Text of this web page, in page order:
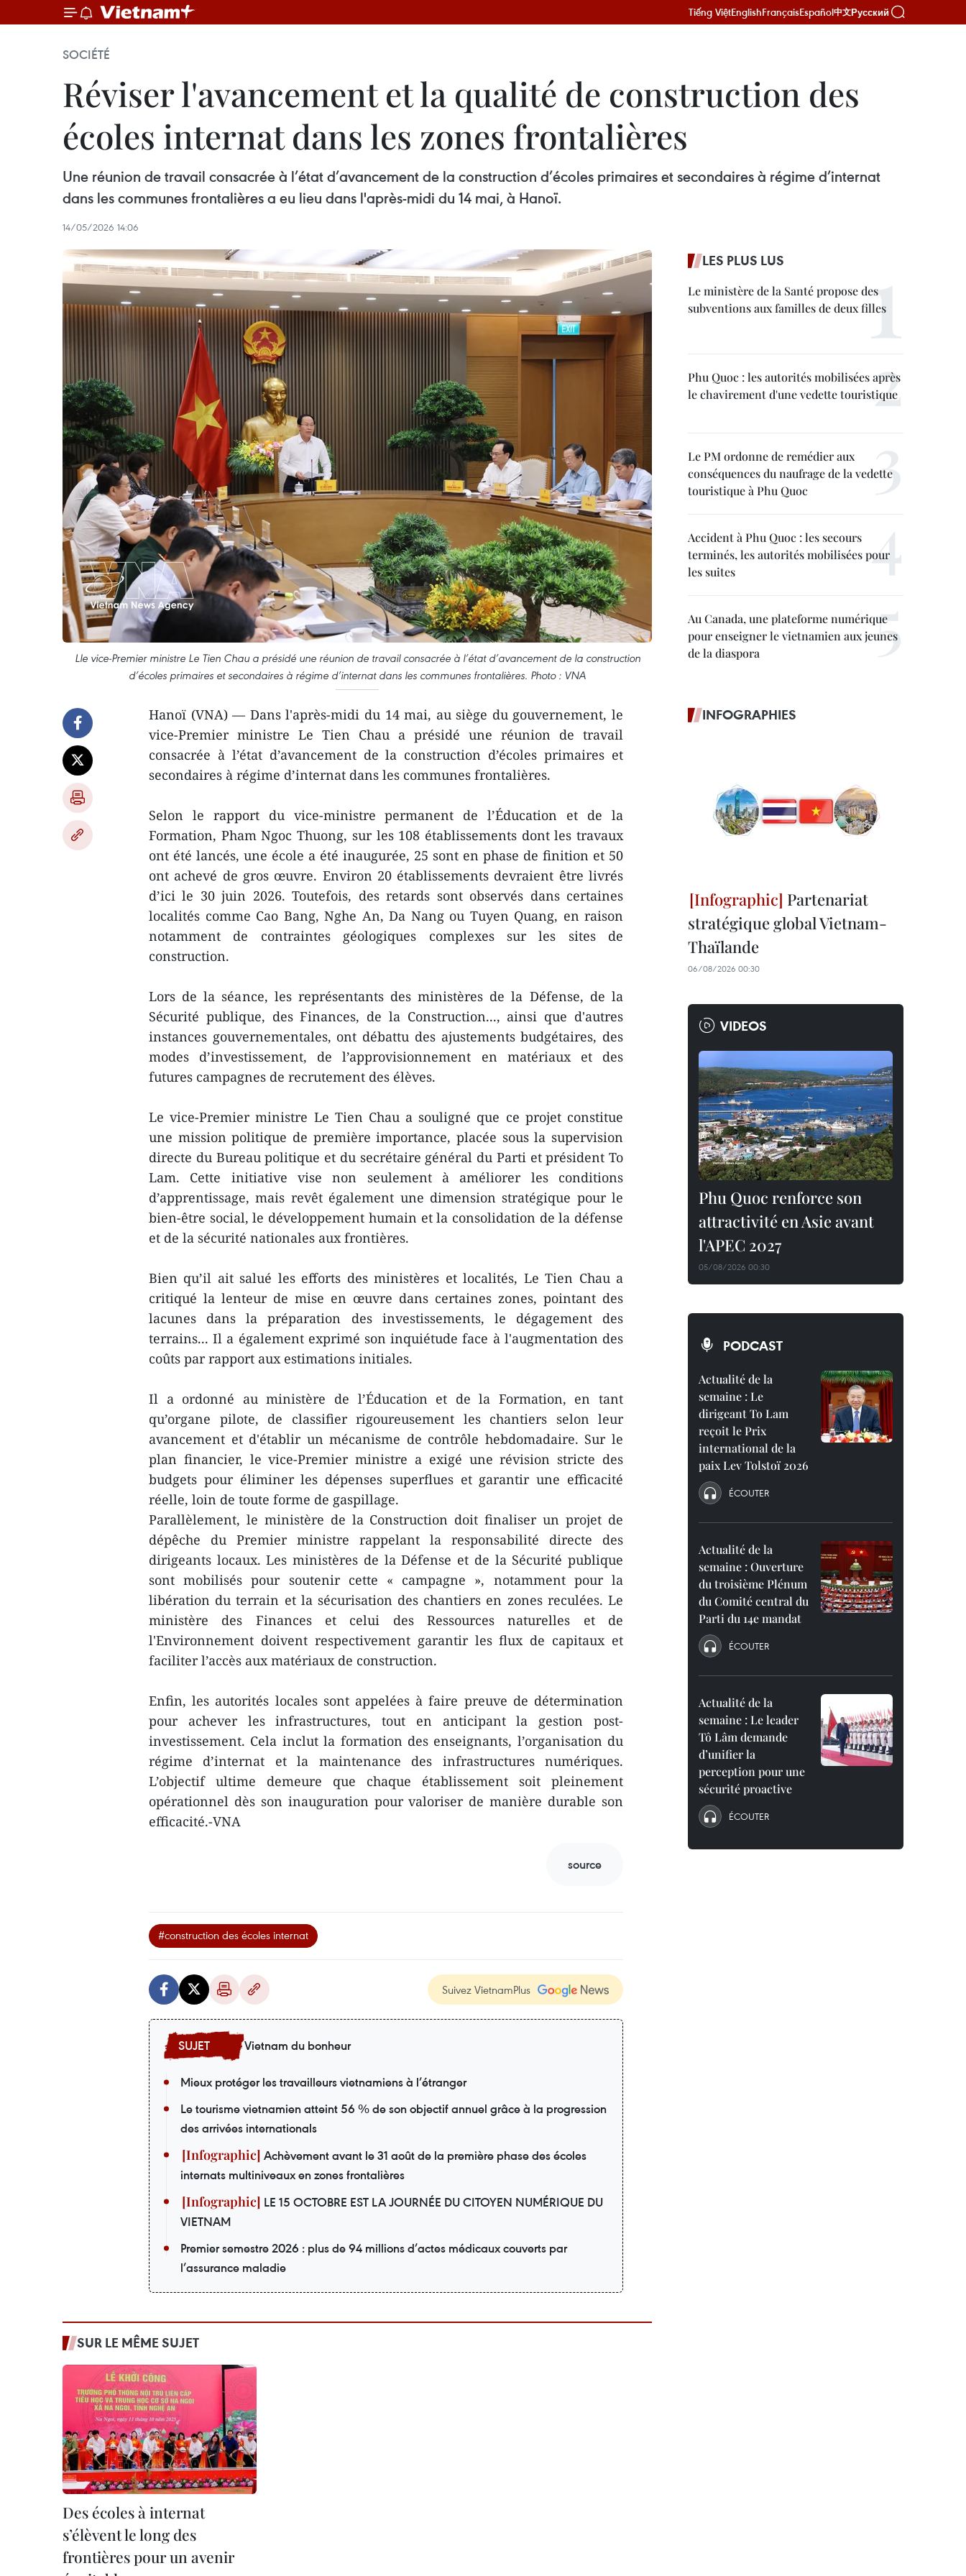
Tiếng ViệtEnglishFrançaisEspañol中文Русский
SOCIÉTÉ
Réviser l'avancement et la qualité de construction des
écoles internat dans les zones frontalières
Une réunion de travail consacrée à l’état d’avancement de la construction d’écoles primaires et secondaires à régime d’internat
dans les communes frontalières a eu lieu dans l'après-midi du 14 mai, à Hanoï.
14/05/2026 14:06
Lle vice-Premier ministre Le Tien Chau a présidé une réunion de travail consacrée à l’état d’avancement de la construction
d’écoles primaires et secondaires à régime d’internat dans les communes frontalières. Photo : VNA
Hanoï (VNA) — Dans l'après-midi du 14 mai, au siège du gouvernement, le
vice-Premier ministre Le Tien Chau a présidé une réunion de travail
consacrée à l’état d’avancement de la construction d’écoles primaires et
secondaires à régime d’internat dans les communes frontalières.
Selon le rapport du vice-ministre permanent de l’Éducation et de la
Formation, Pham Ngoc Thuong, sur les 108 établissements dont les travaux
ont été lancés, une école a été inaugurée, 25 sont en phase de finition et 50
ont achevé de gros œuvre. Environ 20 établissements devraient être livrés
d’ici le 30 juin 2026. Toutefois, des retards sont observés dans certaines
localités comme Cao Bang, Nghe An, Da Nang ou Tuyen Quang, en raison
notamment de contraintes géologiques complexes sur les sites de
construction.
Lors de la séance, les représentants des ministères de la Défense, de la
Sécurité publique, des Finances, de la Construction..., ainsi que d'autres
instances gouvernementales, ont débattu des ajustements budgétaires, des
modes d’investissement, de l’approvisionnement en matériaux et des
futures campagnes de recrutement des élèves.
Le vice-Premier ministre Le Tien Chau a souligné que ce projet constitue
une mission politique de première importance, placée sous la supervision
directe du Bureau politique et du secrétaire général du Parti et président To
Lam. Cette initiative vise non seulement à améliorer les conditions
d’apprentissage, mais revêt également une dimension stratégique pour le
bien-être social, le développement humain et la consolidation de la défense
et de la sécurité nationales aux frontières.
Bien qu’il ait salué les efforts des ministères et localités, Le Tien Chau a
critiqué la lenteur de mise en œuvre dans certaines zones, pointant des
lacunes dans la préparation des investissements, le dégagement des
terrains... Il a également exprimé son inquiétude face à l'augmentation des
coûts par rapport aux estimations initiales.
Il a ordonné au ministère de l’Éducation et de la Formation, en tant
qu’organe pilote, de classifier rigoureusement les chantiers selon leur
avancement et d'établir un mécanisme de contrôle hebdomadaire. Sur le
plan financier, le vice-Premier ministre a exigé une révision stricte des
budgets pour éliminer les dépenses superflues et garantir une efficacité
réelle, loin de toute forme de gaspillage.
Parallèlement, le ministère de la Construction doit finaliser un projet de
dépêche du Premier ministre rappelant la responsabilité directe des
dirigeants locaux. Les ministères de la Défense et de la Sécurité publique
sont mobilisés pour soutenir cette « campagne », notamment pour la
libération du terrain et la sécurisation des chantiers en zones reculées. Le
ministère des Finances et celui des Ressources naturelles et de
l'Environnement doivent respectivement garantir les flux de capitaux et
faciliter l’accès aux matériaux de construction.
Enfin, les autorités locales sont appelées à faire preuve de détermination
pour achever les infrastructures, tout en anticipant la gestion post-
investissement. Cela inclut la formation des enseignants, l’organisation du
régime d’internat et la maintenance des infrastructures numériques.
L’objectif ultime demeure que chaque établissement soit pleinement
opérationnel dès son inauguration pour valoriser de manière durable son
efficacité.-VNA
source
#construction des écoles internat
Suivez VietnamPlus
Vietnam du bonheur
Mieux protéger les travailleurs vietnamiens à l’étranger
Le tourisme vietnamien atteint 56 % de son objectif annuel grâce à la progression
des arrivées internationals
Achèvement avant le 31 août de la première phase des écoles
internats multiniveaux en zones frontalières
LE 15 OCTOBRE EST LA JOURNÉE DU CITOYEN NUMÉRIQUE DU
VIETNAM
Premier semestre 2026 : plus de 94 millions d’actes médicaux couverts par
l’assurance maladie
SUR LE MÊME SUJET
Des écoles à internat
s’élèvent le long des
frontières pour un avenir
LES PLUS LUS
Le ministère de la Santé propose des
subventions aux familles de deux filles
Phu Quoc : les autorités mobilisées après
le chavirement d'une vedette touristique
Le PM ordonne de remédier aux
conséquences du naufrage de la vedette
touristique à Phu Quoc
Accident à Phu Quoc : les secours
terminés, les autorités mobilisées pour
les suites
Au Canada, une plateforme numérique
pour enseigner le vietnamien aux jeunes
de la diaspora
INFOGRAPHIES
Partenariat
stratégique global Vietnam-
Thaïlande
06/08/2026 00:30
VIDEOS
Phu Quoc renforce son
attractivité en Asie avant
l'APEC 2027
05/08/2026 00:30
PODCAST
Actualité de la
semaine : Le
dirigeant To Lam
reçoit le Prix
international de la
paix Lev Tolstoï 2026
ÉCOUTER
Actualité de la
semaine : Ouverture
du troisième Plénum
du Comité central du
Parti du 14e mandat
ÉCOUTER
Actualité de la
semaine : Le leader
Tô Lâm demande
d’unifier la
perception pour une
sécurité proactive
ÉCOUTER